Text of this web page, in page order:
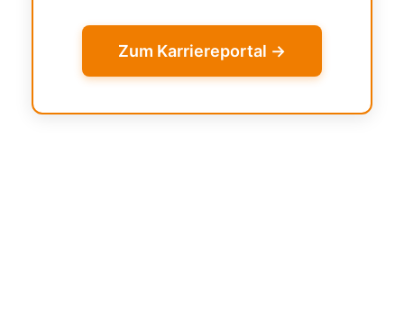
Zum Karriereportal →